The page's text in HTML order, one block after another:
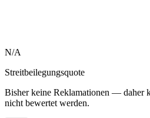
N/A
Streitbeilegungsquote
Bisher keine Reklamationen — daher
nicht bewertet werden.